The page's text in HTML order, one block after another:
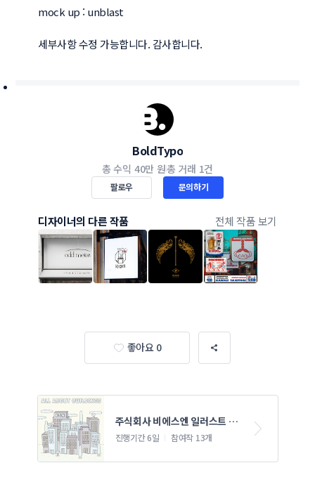
mock up : unblast
세부사항 수정 가능합니다. 감사합니다.
BoldTypo
총 수익 40만 원총 거래 1건
팔로우 문의하기
디자이너의 다른 작품 전체 작품 보기
좋아요 0
주식회사 비에스엔 일러스트 콘
테스트
진행기간 6일 참여작 13개